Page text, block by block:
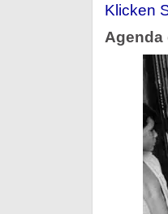
Klicken
Agenda